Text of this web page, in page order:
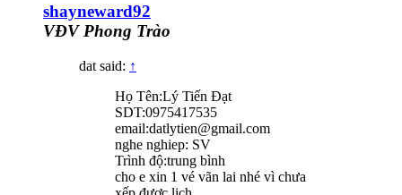
shayneward92
VĐV Phong Trào
dat said: ↑
Họ Tên:Lý Tiến Đạt
SDT:0975417535
email:datlytien@gmail.com
nghe nghiep: SV
Trình độ:trung bình
cho e xin 1 vé vãn lai nhé vì chưa